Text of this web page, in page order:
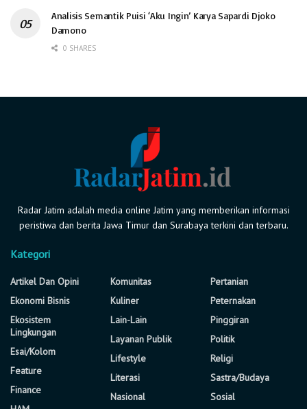
Analisis Semantik Puisi ‘Aku Ingin’ Karya Sapardi Djoko
Damono
0 SHARES
Radar Jatim adalah media online Jatim yang memberikan informasi
peristiwa dan berita Jawa Timur dan Surabaya terkini dan terbaru.
Kategori
Artikel Dan Opini
Ekonomi Bisnis
Ekosistem
Lingkungan
Esai/Kolom
Feature
Finance
Komunitas
Kuliner
Lain-Lain
Layanan Publik
Lifestyle
Literasi
Nasional
Pertanian
Peternakan
Pinggiran
Politik
Religi
Sastra/Budaya
Sosial